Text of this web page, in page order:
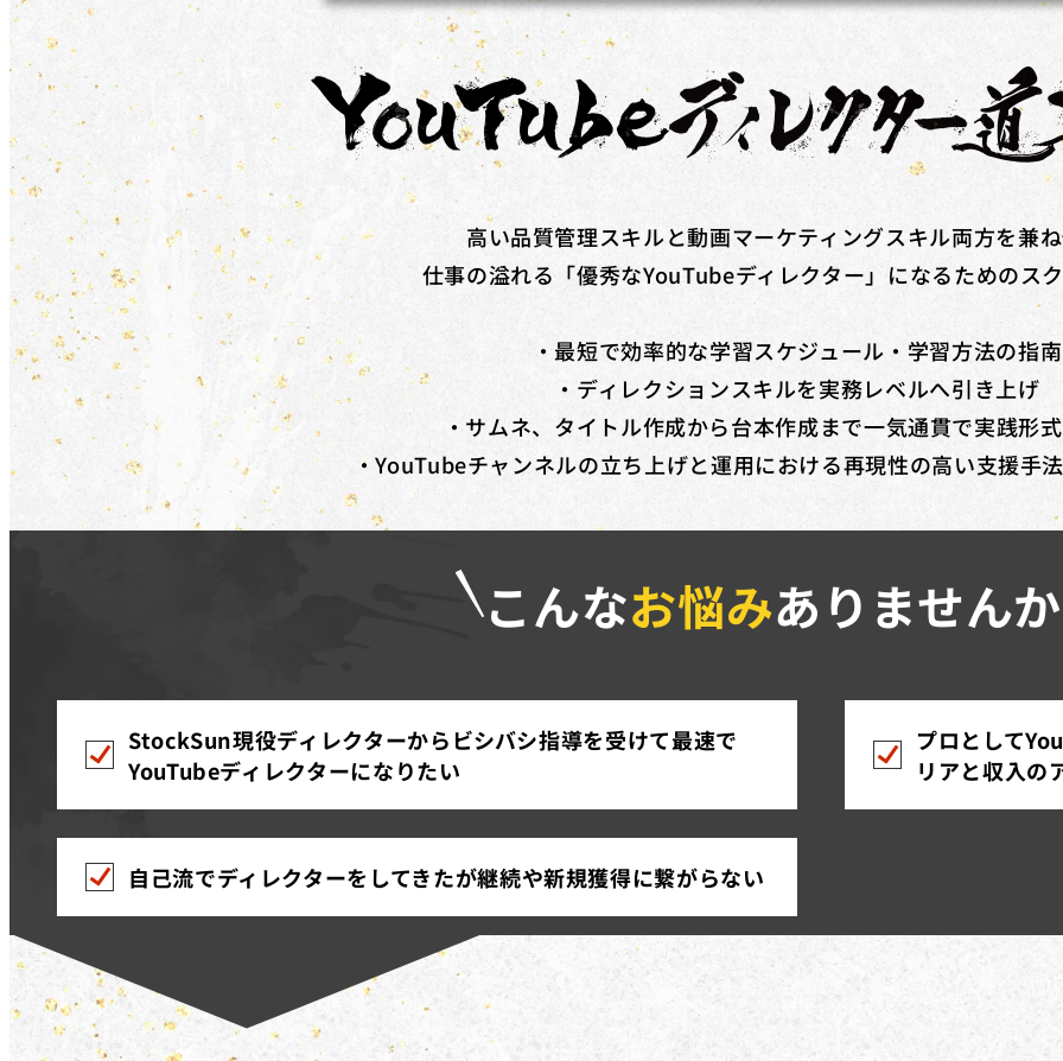
対象コース
キャッシュバックを​受けられる​コースは​「動画編集道場Pro」​「広告運用道場」​「TechElite」​「LINE道場」「動画デザイン
道場」​です。
補助金の詳細
対象コースを​受講修了した​際に、​受講料(税抜)の​50%相当額を​給付いたします。​さらに、​
弊社紹介経由の転職後、1年間継続
※リスキリング補助金の予算に達し次第終了となります。
高い品質管理スキルと動画マーケティングスキル両方を兼
仕事の溢れる「優秀なYouTubeディレクター」になるためのス
・最短で効率的な学習スケジュール・学習方法の指南
・ディレクションスキルを実務レベルへ引き上げ
・サムネ、タイトル作成から台本作成まで一気通貫で実践形
・YouTubeチャンネルの立ち上げと運用における再現性の高い支援手
こんなお悩みありません
StockSun現役ディレクターからビシバシ指導を受けて最速で
YouTubeディレクターになりたい
プロとして
リアと収入の
自己流でディレクターをしてきたが継続や新規獲得に繋がらない